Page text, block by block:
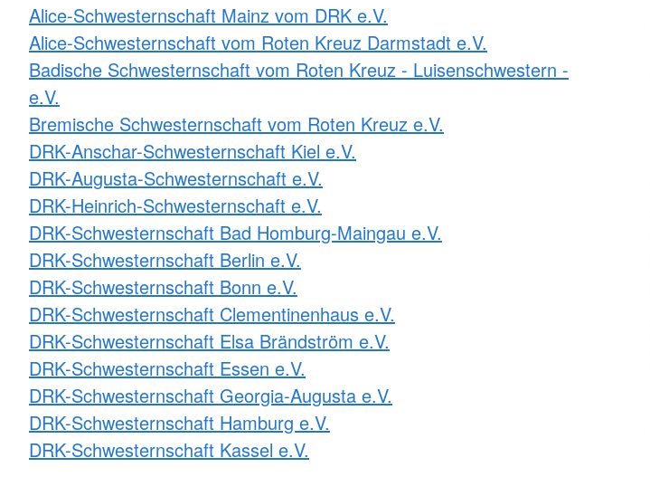
Alice-Schwesternschaft Mainz vom DRK e.V.
Alice-Schwesternschaft vom Roten Kreuz Darmstadt e.V.
Badische Schwesternschaft vom Roten Kreuz - Luisenschwestern -
e.V.
Bremische Schwesternschaft vom Roten Kreuz e.V.
DRK-Anschar-Schwesternschaft Kiel e.V.
DRK-Augusta-Schwesternschaft e.V.
DRK-Heinrich-Schwesternschaft e.V.
DRK-Schwesternschaft Bad Homburg-Maingau e.V.
DRK-Schwesternschaft Berlin e.V.
DRK-Schwesternschaft Bonn e.V.
DRK-Schwesternschaft Clementinenhaus e.V.
DRK-Schwesternschaft Elsa Brändström e.V.
DRK-Schwesternschaft Essen e.V.
DRK-Schwesternschaft Georgia-Augusta e.V.
DRK-Schwesternschaft Hamburg e.V.
DRK-Schwesternschaft Kassel e.V.